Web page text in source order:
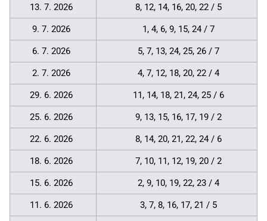
13. 7. 2026 8, 12, 14, 16, 20, 22 / 5
9. 7. 2026 1, 4, 6, 9, 15, 24 / 7
6. 7. 2026 5, 7, 13, 24, 25, 26 / 7
2. 7. 2026 4, 7, 12, 18, 20, 22 / 4
29. 6. 2026 11, 14, 18, 21, 24, 25 / 6
25. 6. 2026 9, 13, 15, 16, 17, 19 / 2
22. 6. 2026 8, 14, 20, 21, 22, 24 / 6
18. 6. 2026 7, 10, 11, 12, 19, 20 / 2
15. 6. 2026 2, 9, 10, 19, 22, 23 / 4
11. 6. 2026 3, 7, 8, 16, 17, 21 / 5